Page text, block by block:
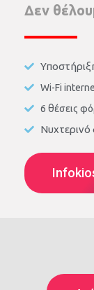
Δεν
Wi-Fi
6 θέσεις